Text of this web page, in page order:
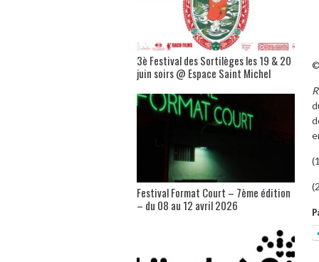
3è Festival des Sortilèges les 19 & 20
juin soirs @ Espace Saint Michel
Festival Format Court – 7ème édition
– du 08 au 12 avril 2026